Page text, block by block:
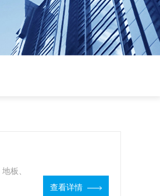
板、
查看详情